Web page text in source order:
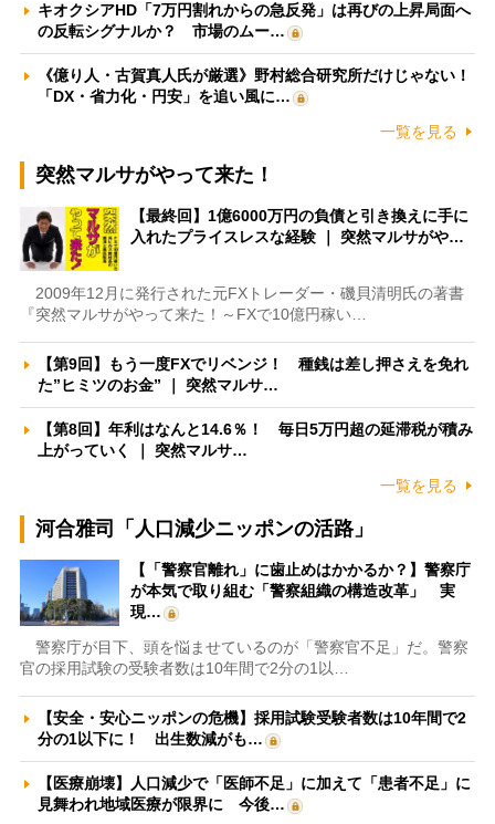
キオクシアHD「7万円割れからの急反発」は再びの上昇局面へ
の反転シグナルか？ 市場のムー…
《億り人・古賀真人氏が厳選》野村総合研究所だけじゃない！
「DX・省力化・円安」を追い風に…
一覧を見る
突然マルサがやって来た！
【最終回】1億6000万円の負債と引き換えに手に
入れたプライスレスな経験 ｜ 突然マルサがや…
2009年12月に発行された元FXトレーダー・磯貝清明氏の著書
『突然マルサがやって来た！～FXで10億円稼い…
【第9回】もう一度FXでリベンジ！ 種銭は差し押さえを免れ
た”ヒミツのお金” ｜ 突然マルサ…
【第8回】年利はなんと14.6％！ 毎日5万円超の延滞税が積み
上がっていく ｜ 突然マルサ…
一覧を見る
河合雅司「人口減少ニッポンの活路」
【「警察官離れ」に歯止めはかかるか？】警察庁
が本気で取り組む「警察組織の構造改革」 実
現…
警察庁が目下、頭を悩ませているのが「警察官不足」だ。警察
官の採用試験の受験者数は10年間で2分の1以…
【安全・安心ニッポンの危機】採用試験受験者数は10年間で2
分の1以下に！ 出生数減がも…
【医療崩壊】人口減少で「医師不足」に加えて「患者不足」に
見舞われ地域医療が限界に 今後…